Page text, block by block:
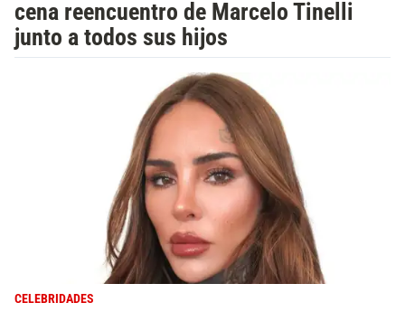
cena reencuentro de Marcelo Tinelli
junto a todos sus hijos
CELEBRIDADES